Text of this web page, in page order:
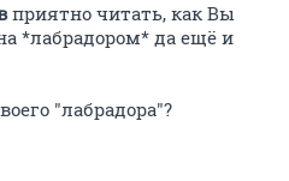
приятно читать, как Вы
*лабрадором* да ещё и
"лабрадора"?